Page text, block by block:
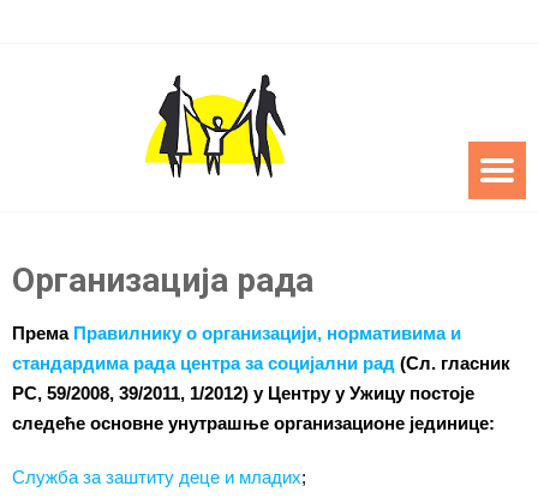
Организација рада
Према Правилнику о организацији, нормативима и
стандардима рада центра за социјални рад (Сл. гласник
РС, 59/2008, 39/2011, 1/2012) у Центру у Ужицу постоје
следеће основне унутрашње организационе јединице:
Служба за заштиту деце и младих;